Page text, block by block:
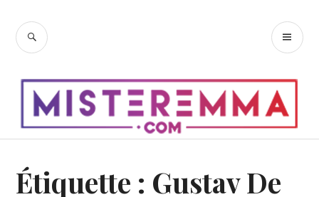
contenu
RECHERCHE
Étiquette : Gustav De